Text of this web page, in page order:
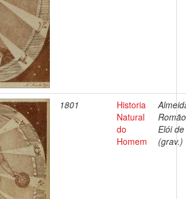
1801
Historia
Natural
do
Homem
Romão
Elói de
(grav.)